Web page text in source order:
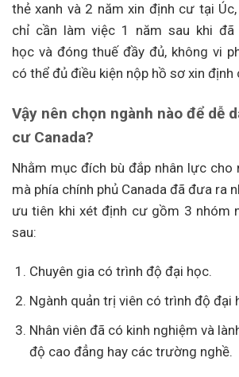
thẻ xanh và 2 năm xin định cư tại
chỉ cần làm việc 1 năm sau khi đã
học và đóng thuế đầy đủ, không vi
có thể đủ điều kiện nộp hồ sơ xin định
Vậy nên chọn ngành nào để dễ
cư Canada?
Nhằm mục đích bù đắp nhân lực cho
mà phía chính phủ Canada đã đưa ra
ưu tiên khi xét định cư gồm 3 nhóm
sau:
Chuyên gia có trình độ đại học.
Ngành quản trị viên có trình độ đại
Nhân viên đã có kinh nghiệm và
độ cao đẳng hay các trường nghề.